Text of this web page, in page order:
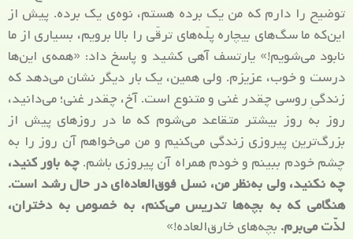
توضیح را دارم که من یک برده هستم، نوه‌ی یک برده. پیش از
این‌که ما سگ‌های بیچاره پلّه‌های ترقّی را بالا برویم، بسیاری از ما
نابود می‌شویم!» یارتسف آهی کشید و پاسخ داد: «همه‌ی این‌ها
درست و خوب، عزیزم. ولی همین، یک بار دیگر نشان می‌دهد که
زندگیِ روسی چقدر غنی و متنوع است. آخ، چقدر غنی؛ می‌دانید،
روز به روز بیشتر متقاعد می‌شوم که ما در روزهای پیش از
بزرگ‌ترین پیروزی زندگی می‌کنیم و من می‌خواهم آن روز را به
چشم خودم ببینم و خودم همراه آن پیروزی باشم.چه باور کنید،
چه نکنید، ولی به‌نظر من، نسل فوق‌العاده‌ای در حال رشد است.
هنگامی که به بچه‌ها تدریس می‌کنم، به خصوص به دختران،
لذّت می‌برم. بچه‌های خارق‌العاده!»